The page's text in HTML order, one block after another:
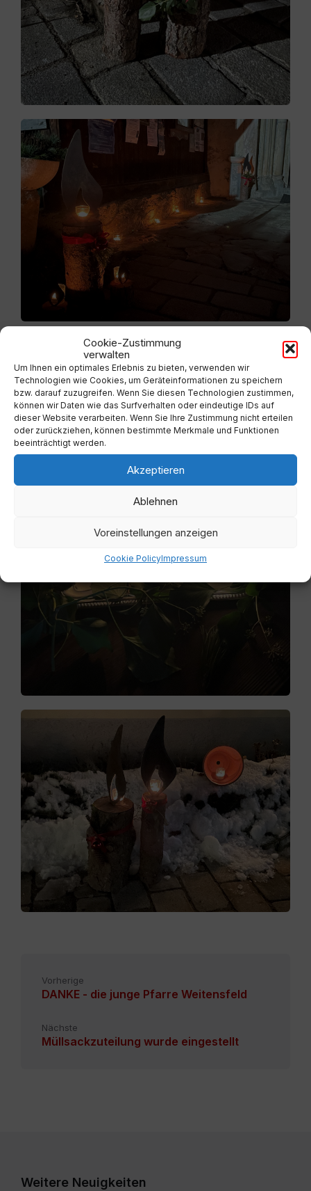
Cookie-Zustimmung
verwalten
Um Ihnen ein optimales Erlebnis zu bieten, verwenden wir
Technologien wie Cookies, um Geräteinformationen zu speichern
bzw. darauf zuzugreifen. Wenn Sie diesen Technologien zustimmen,
können wir Daten wie das Surfverhalten oder eindeutige IDs auf
dieser Website verarbeiten. Wenn Sie Ihre Zustimmung nicht erteilen
oder zurückziehen, können bestimmte Merkmale und Funktionen
beeinträchtigt werden.
Akzeptieren
Ablehnen
Voreinstellungen anzeigen
Cookie PolicyImpressum
Vorherige
DANKE - die junge Pfarre Weitensfeld
Nächste
Müllsackzuteilung wurde eingestellt
Weitere Neuigkeiten